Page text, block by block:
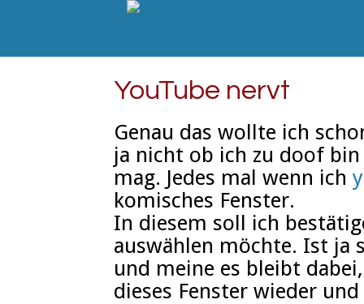
YouTube nervt
Genau das wollte ich
ja nicht ob ich zu doof
mag. Jedes mal wenn ich
komisches Fenster.
In diesem soll ich
auswählen möchte. Ist ja
und meine es bleibt
dieses Fenster wieder